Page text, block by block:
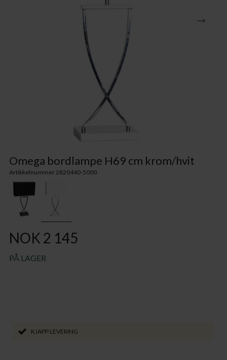
Omega bordlampe H69 cm krom/hvit
Artikkelnummer 2820440-5000
NOK 2 145
PÅ LAGER
KJAPP LEVERING